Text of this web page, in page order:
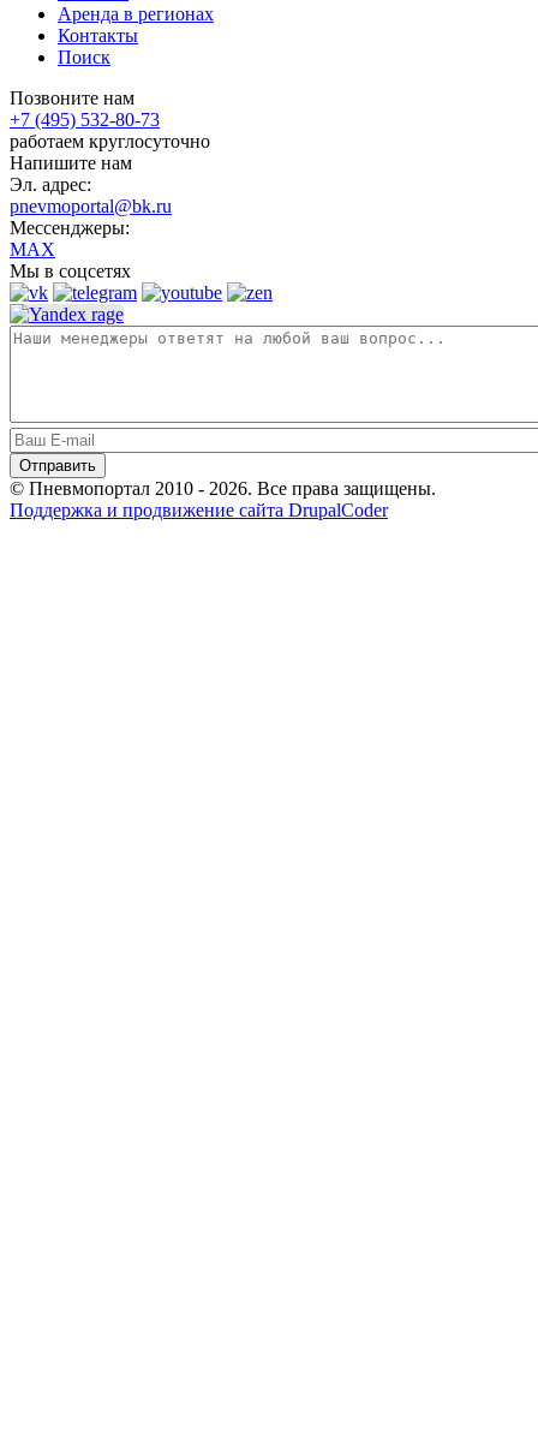
Аренда в регионах
Контакты
Поиск
Позвоните нам
+7 (495) 532-80-73
работаем круглосуточно
Напишите нам
Эл. адрес:
pnevmoportal@bk.ru
Мессенджеры:
MAX
Мы в соцсетях
© Пневмопортал 2010 - 2026. Все права защищены.
Поддержка и продвижение сайта DrupalCoder